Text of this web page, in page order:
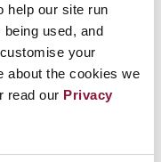
help our site run
being used, and
your
about the cookies we
read our Privacy
سيميبالاتينسك، أي